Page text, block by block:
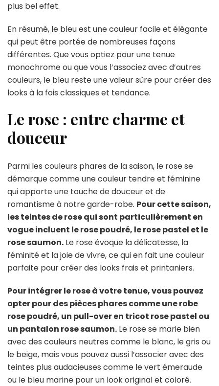
plus bel effet.
En résumé, le bleu est une couleur facile et élégante
qui peut être portée de nombreuses façons
différentes. Que vous optiez pour une tenue
monochrome ou que vous l’associez avec d’autres
couleurs, le bleu reste une valeur sûre pour créer des
looks à la fois classiques et tendance.
Le rose : entre charme et
douceur
Parmi les couleurs phares de la saison, le rose se
démarque comme une couleur tendre et féminine
qui apporte une touche de douceur et de
romantisme à notre garde-robe. Pour cette saison,
les teintes de rose qui sont particulièrement en
vogue incluent le rose poudré, le rose pastel et le
rose saumon. Le rose évoque la délicatesse, la
féminité et la joie de vivre, ce qui en fait une couleur
parfaite pour créer des looks frais et printaniers.
Pour intégrer le rose à votre tenue, vous pouvez
opter pour des pièces phares comme une robe
rose poudré, un pull-over en tricot rose pastel ou
un pantalon rose saumon. Le rose se marie bien
avec des couleurs neutres comme le blanc, le gris ou
le beige, mais vous pouvez aussi l’associer avec des
teintes plus audacieuses comme le vert émeraude
ou le bleu marine pour un look original et coloré.